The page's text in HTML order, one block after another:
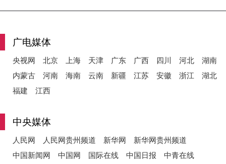
广电媒体
央视网 北京 上海 天津 广东 广西 四川 河北
湖南
内蒙古
河南 海南 云南 新疆 江苏 安徽 浙江
湖北
福建
江西
中央媒体
人民网 人民网贵州频道 新华网
新华网贵州频道
中国新闻网
中国网 国际在线 中国日报
中青在线